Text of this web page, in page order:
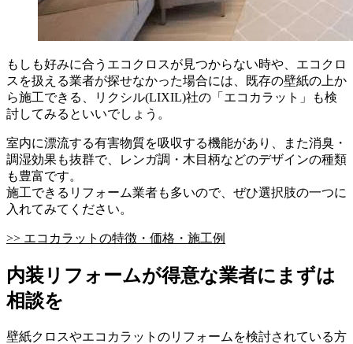
もしも好みに合うエコクロスが見つからない時や、エコクロ
スを扱える業者が探せなかった場合には、既存の壁紙の上か
ら施工できる、リクシル(LIXIL)社の「エコカラット」も検
討してみるといいでしょう。
室内に漂流する有害物質を吸収する機能があり、また消臭・
調湿効果も抜群で、レンガ調・木目柄などのデザインの種類
も豊富です。
施工できるリフォーム業者も多いので、ぜひ選択肢の一つに
入れてみてください。
>> エコカラットの特徴・価格・施工例
内装リフォームが得意な業者にまずは
相談を
壁紙クロスやエコカラットのリフォームを検討されている方